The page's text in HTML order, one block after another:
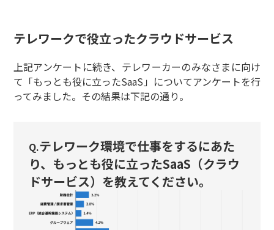
テレワークで役立ったクラウドサービス
上記アンケートに続き、テレワーカーのみなさまに向け
て「もっとも役に立ったSaaS」についてアンケートを行
ってみました。その結果は下記の通り。
Q.テレワーク環境で仕事をするにあた
り、もっとも役に立ったSaaS（クラウ
ドサービス）を教えてください。